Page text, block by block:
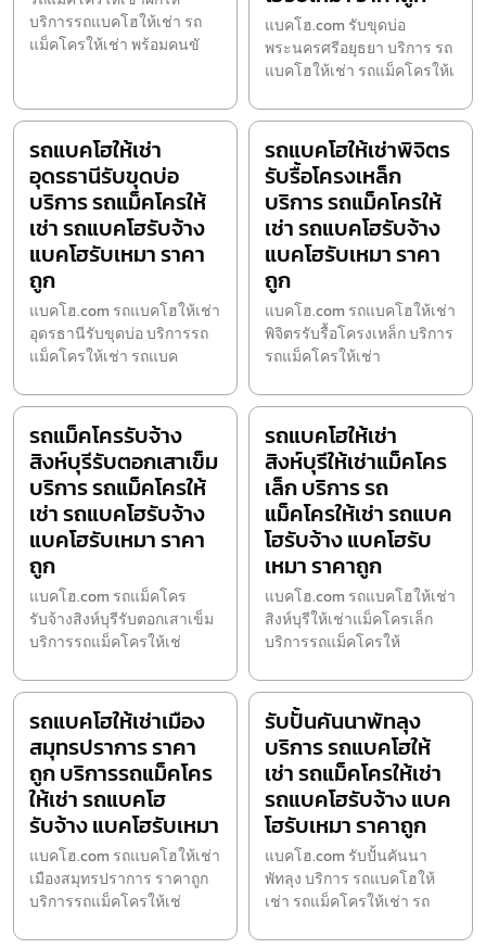
บริการรถแบคโฮให้เช่า รถ
แม็คโครให้เช่า พร้อมคนขั
แบคโฮ.com รับขุดบ่อ
พระนครศรีอยุธยา บริการ รถ
แบคโฮให้เช่า รถแม็คโครให้เ
รถแบคโฮให้เช่า
อุดรธานีรับขุดบ่อ
บริการ รถแม็คโครให้
เช่า รถแบคโฮรับจ้าง
แบคโฮรับเหมา ราคา
ถูก
แบคโฮ.com รถแบคโฮให้เช่า
อุดรธานีรับขุดบ่อ บริการรถ
แม็คโครให้เช่า รถแบค
รถแบคโฮให้เช่าพิจิตร
รับรื้อโครงเหล็ก
บริการ รถแม็คโครให้
เช่า รถแบคโฮรับจ้าง
แบคโฮรับเหมา ราคา
ถูก
แบคโฮ.com รถแบคโฮให้เช่า
พิจิตรรับรื้อโครงเหล็ก บริการ
รถแม็คโครให้เช่า
รถแม็คโครรับจ้าง
สิงห์บุรีรับตอกเสาเข็ม
บริการ รถแม็คโครให้
เช่า รถแบคโฮรับจ้าง
แบคโฮรับเหมา ราคา
ถูก
แบคโฮ.com รถแม็คโคร
รับจ้างสิงห์บุรีรับตอกเสาเข็ม
บริการรถแม็คโครให้เช่
รถแบคโฮให้เช่า
สิงห์บุรีให้เช่าแม็คโคร
เล็ก บริการ รถ
แม็คโครให้เช่า รถแบค
โฮรับจ้าง แบคโฮรับ
เหมา ราคาถูก
แบคโฮ.com รถแบคโฮให้เช่า
สิงห์บุรีให้เช่าแม็คโครเล็ก
บริการรถแม็คโครให้
รถแบคโฮให้เช่าเมือง
สมุทรปราการ ราคา
ถูก บริการรถแม็คโคร
ให้เช่า รถแบคโฮ
รับจ้าง แบคโฮรับเหมา
แบคโฮ.com รถแบคโฮให้เช่า
เมืองสมุทรปราการ ราคาถูก
บริการรถแม็คโครให้เช่
รับปั้นคันนาพัทลุง
บริการ รถแบคโฮให้
เช่า รถแม็คโครให้เช่า
รถแบคโฮรับจ้าง แบค
โฮรับเหมา ราคาถูก
แบคโฮ.com รับปั้นคันนา
พัทลุง บริการ รถแบคโฮให้
เช่า รถแม็คโครให้เช่า รถ